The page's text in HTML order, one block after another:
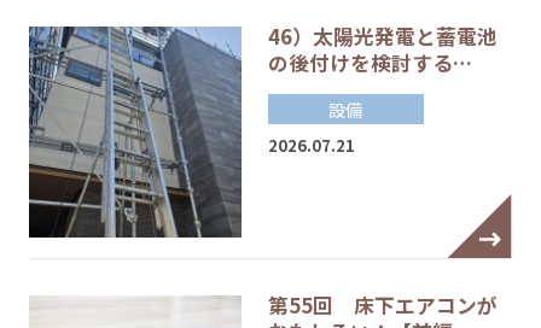
46）太陽光発電と蓄電池
の後付けを検討する…
設備
2026.07.21
第55回 床下エアコンが